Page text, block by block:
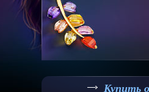
Купить